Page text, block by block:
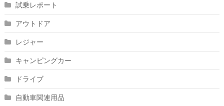
試乗レポート
アウトドア
レジャー
キャンピングカー
ドライブ
自動車関連用品